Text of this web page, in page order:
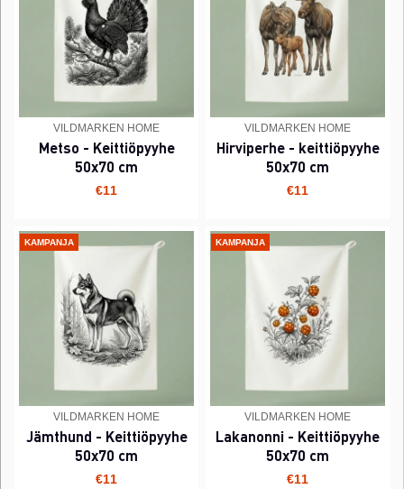
VILDMARKEN HOME
Metso - Keittiöpyyhe
50x70 cm
€11
VILDMARKEN HOME
Hirviperhe - keittiöpyyhe
50x70 cm
€11
KAMPANJA
VILDMARKEN HOME
Jämthund - Keittiöpyyhe
50x70 cm
€11
KAMPANJA
VILDMARKEN HOME
Lakanonni - Keittiöpyyhe
50x70 cm
€11